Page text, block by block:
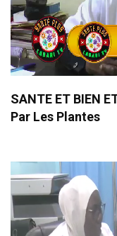
SANTE ET BIEN
Par Les Plantes